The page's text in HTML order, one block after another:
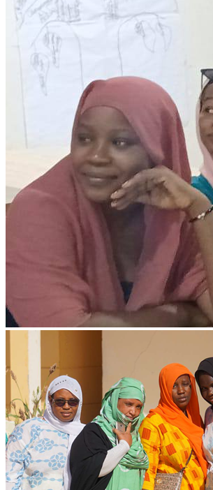
Ressources & Publications
Téléchargez nos dernières